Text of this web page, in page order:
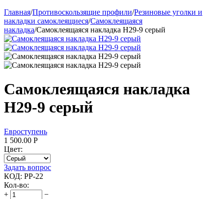
Главная/Противоскользящие профили/Резиновые уголки и
накладки самоклеящиеся/Самоклеящаяся
накладка/Самоклеящаяся накладка Н29-9 серый
Самоклеящаяся накладка
Н29-9 серый
Евроступень
1 500.00 Р
Цвет:
Задать вопрос
КОД: PP-22
Кол-во:
+
−